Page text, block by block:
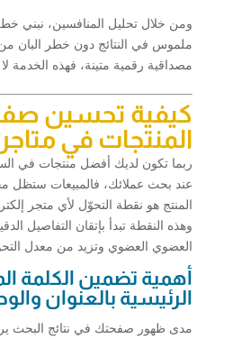
ومن خلال تحليل المنافسين، نبني
ملموس في النتائج دون خطر البان
مصداقية رقمية متينة، فهذه الخدمة
كيفية تحسين
المنتجات في
ربما تكون لديك أفضل منتجات في
عند بحث عملائك، فالمبيعات
المنتج هو نقطة التحوّل لأي متجر
وهذه النقطة تبدأ بإتقان التفاصيل
العضوي العضوي وتزيد من معدل
أهمية تضمين الكلمة
الرئيسية بالعنوان
مدى ظهور صفحتك في نتائج البحث